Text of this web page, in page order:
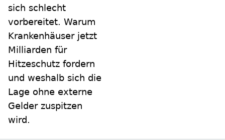
sich schlecht
vorbereitet. Warum
Krankenhäuser jetzt
Milliarden für
Hitzeschutz fordern
und weshalb sich die
Lage ohne externe
Gelder zuspitzen
wird.